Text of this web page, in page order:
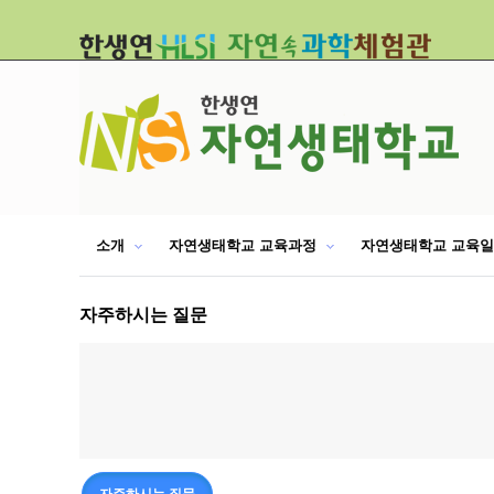
소개 자연생태학교 교육과정 자연생태학교 교육
자주하시는 질문